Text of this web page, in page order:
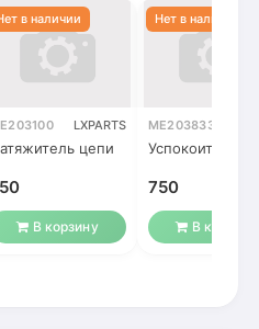
LXPARTS
цепи
В корзину
ME203833
Успокоитель
750
В корзину